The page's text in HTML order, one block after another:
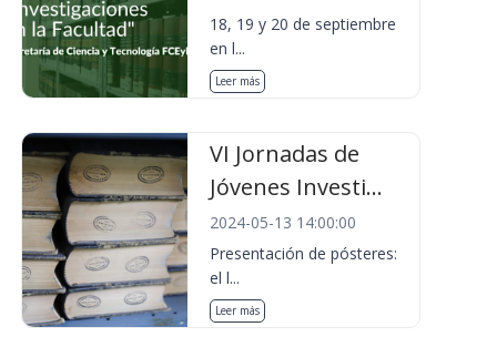
18, 19 y 20 de septiembre
en l...
Leer más
VI Jornadas de
Jóvenes Investi...
2024-05-13 14:00:00
Presentación de pósteres:
el l...
Leer más